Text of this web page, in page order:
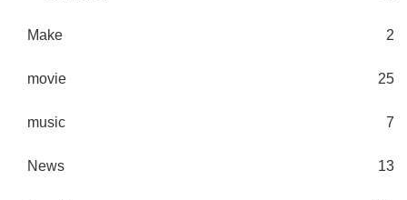
Make 2
movie 25
music 7
News 13